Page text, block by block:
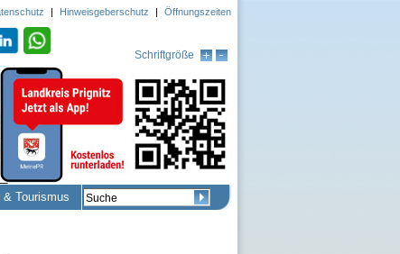
Schriftgröße
| Hinweisgeberschutz | Öffnungszeiten
& Tourismus